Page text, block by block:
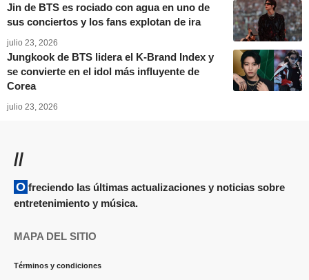
Jin de BTS es rociado con agua en uno de
sus conciertos y los fans explotan de ira
julio 23, 2026
Jungkook de BTS lidera el K-Brand Index y
se convierte en el idol más influyente de
Corea
julio 23, 2026
//
Ofreciendo las últimas actualizaciones y noticias sobre
entretenimiento y música.
MAPA DEL SITIO
Términos y condiciones